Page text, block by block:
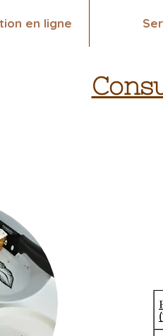
en ligne